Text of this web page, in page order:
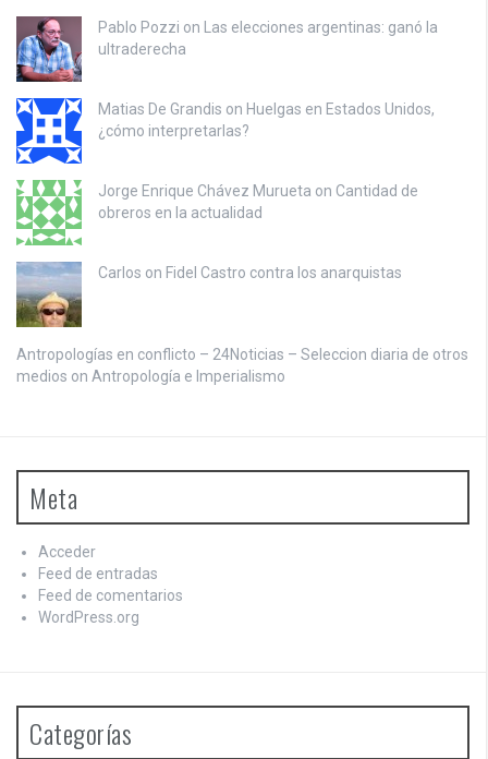
Pablo Pozzi on
Las elecciones argentinas: ganó la
ultraderecha
Matias De Grandis on Huelgas en Estados Unidos,
¿cómo interpretarlas?
Jorge Enrique Chávez Murueta on Cantidad de
obreros en la actualidad
Carlos on Fidel Castro contra los anarquistas
Antropologías en conflicto – 24Noticias – Seleccion diaria de otros
medios on Antropología e Imperialismo
Meta
Acceder
Feed de entradas
Feed de comentarios
WordPress.org
Categorías